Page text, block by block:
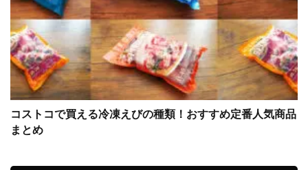
コストコで買える冷凍えびの種類！おすすめ定番人気商品
まとめ